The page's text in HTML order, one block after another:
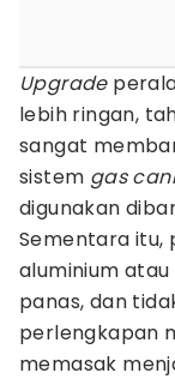
Upgrade
lebih ringan,
sangat
sistem gas
digunakan
Sementara itu,
aluminium
panas, dan
perlengkapan
memasak